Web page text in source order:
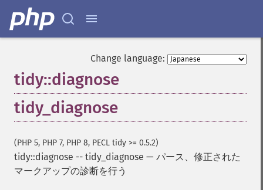
Change language:
tidy::diagnose
tidy_diagnose
(PHP 5, PHP 7, PHP 8, PECL tidy >= 0.5.2)
tidy::diagnose -- tidy_diagnose — パース、修正された
マークアップの診断を行う